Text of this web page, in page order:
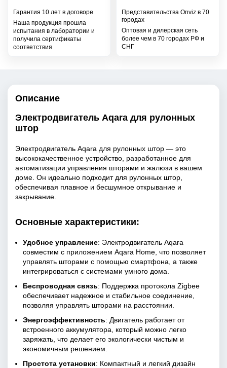
Гарантия 10 лет в договоре
Наша продукция прошла
испытания в лаборатории и
получила сертификаты
соответствия
Представительства Onviz в 70
городах
Оптовая и дилерская сеть
более чем в 70 городах РФ и
СНГ
Описание
Электродвигатель Aqara для рулонных
штор
Электродвигатель Aqara для рулонных штор — это
высококачественное устройство, разработанное для
автоматизации управления шторами и жалюзи в вашем
доме. Он идеально подходит для рулонных штор,
обеспечивая плавное и бесшумное открывание и
закрывание.
Основные характеристики:
Удобное управление: Электродвигатель Aqara
совместим с приложением Aqara Home, что позволяет
управлять шторами с помощью смартфона, а также
интегрироваться с системами умного дома.
Беспроводная связь: Поддержка протокола Zigbee
обеспечивает надежное и стабильное соединение,
позволяя управлять шторами на расстоянии.
Энергоэффективность: Двигатель работает от
встроенного аккумулятора, который можно легко
заряжать, что делает его экологически чистым и
экономичным решением.
Простота установки: Компактный и легкий дизайн